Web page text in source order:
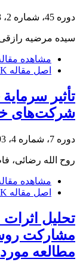
دوره 45، شماره 2، 1393، صفحه
سیده مرضیه
مشاهده
اصل مقاله
تأثیر
شرکت‌های
دوره 7، شماره 4، 1393، صفحه
روح الله رضائی،
مشاهده
اصل مقاله
تحلیل
مشارکت
مطالعه